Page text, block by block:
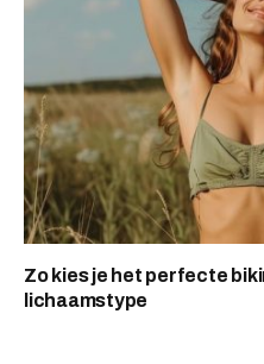
Zo kies je het perfecte
lichaamstype